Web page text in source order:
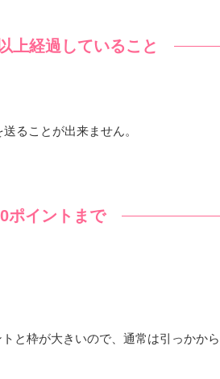
上経過していること
ることが出来ません。
ポイントまで
と枠が大きいので、通常は引っかから